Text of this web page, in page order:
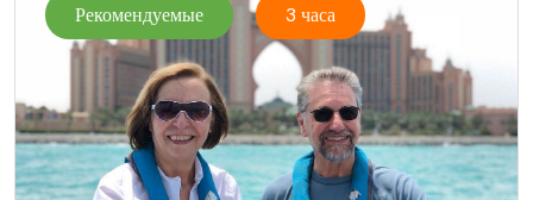
Рекомендуемые 3 часа